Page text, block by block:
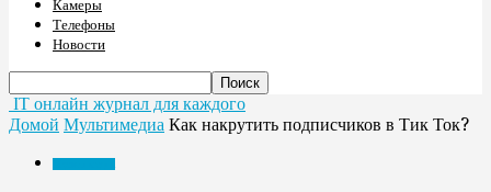
Камеры
Телефоны
Новости
IT онлайн журнал для каждого
Домой Мультимедиа Как накрутить подписчиков в Тик Ток?